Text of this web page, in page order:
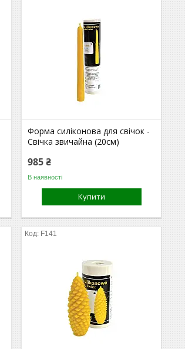
Форма силіконова для свічок -
Свічка звичайна (20см)
985 ₴
В наявності
Купити
F141